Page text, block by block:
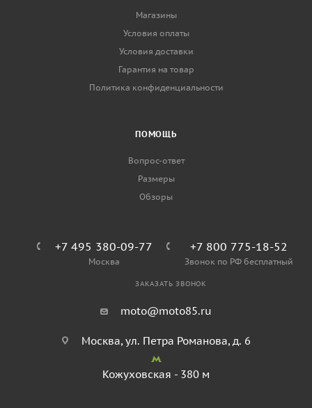
Магазины
Условия оплаты
Условия доставки
Гарантия на товар
Политика конфиденциальности
ПОМОЩЬ
Вопрос-ответ
Размеры
Обзоры
+7 495 380-09-77
Москва
+7 800 775-18-52
Звонок по РФ бесплатный
ЗАКАЗАТЬ ЗВОНОК
moto@moto85.ru
Москва, ул. Петра Романова, д. 6
Кожуховская - 380 м